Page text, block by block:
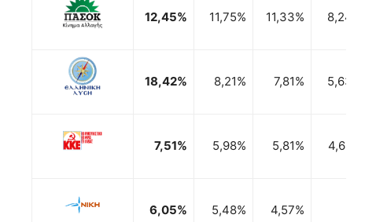
12,45% 11,75% 11,33% 8,24%
18,42% 8,21% 7,81% 5,63%
7,51% 5,98% 5,81% 4,68%
6,05% 5,48% 4,57%